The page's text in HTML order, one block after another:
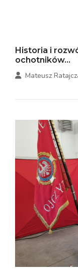
Historia i
ochotników...
Mateusz